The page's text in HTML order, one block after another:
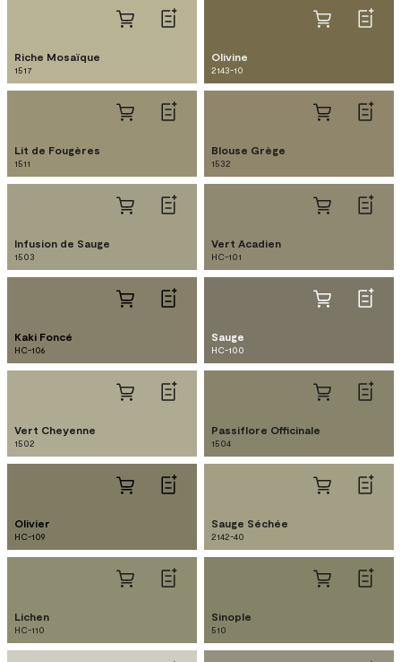
Riche Mosaïque
1517
Olivine
2143-10
Lit de Fougères
1511
Blouse Grège
1532
Infusion de Sauge
1503
Vert Acadien
HC-101
Kaki Foncé
HC-106
Sauge
HC-100
Vert Cheyenne
1502
Passiflore Officinale
1504
Olivier
HC-109
Sauge Séchée
2142-40
Lichen
HC-110
Sinople
510